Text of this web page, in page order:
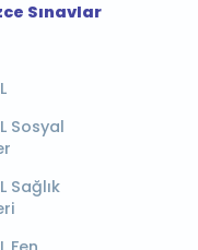
Sınavlar
Sosyal
Sağlık